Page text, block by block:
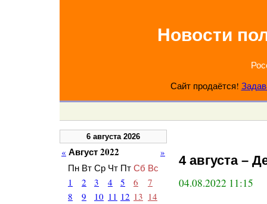
Новости
Сайт продаётся!
4 августа –
04.08.2022 11:15
6 августа 2026
« Август 2022
»
Пн Вт Ср Чт Пт Сб Вс
1
2 3 4 5 6
7
8
9 10 11 12 13 14